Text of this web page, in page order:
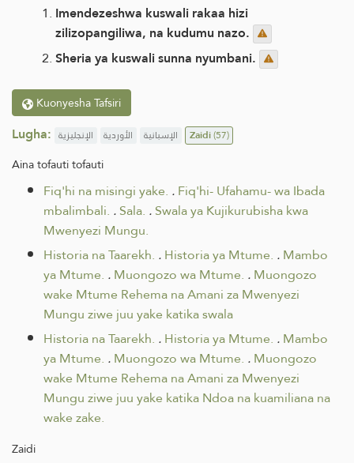
Imendezeshwa kuswali rakaa hizi
zilizopangiliwa, na kudumu nazo.
Sheria ya kuswali sunna nyumbani.
Kuonyesha Tafsiri
Lugha: الإنجليزية الأوردية الإسبانية Zaidi(57)
Aina tofauti tofauti
Fiq'hi na misingi yake. .Fiq'hi- Ufahamu- wa Ibada
mbalimbali. .Sala. .Swala ya Kujikurubisha kwa
Mwenyezi Mungu.
Historia na Taarekh. .Historia ya Mtume. .Mambo
ya Mtume. .Muongozo wa Mtume. .Muongozo
wake Mtume Rehema na Amani za Mwenyezi
Mungu ziwe juu yake katika swala
Historia na Taarekh. .Historia ya Mtume. .Mambo
ya Mtume. .Muongozo wa Mtume. .Muongozo
wake Mtume Rehema na Amani za Mwenyezi
Mungu ziwe juu yake katika Ndoa na kuamiliana na
wake zake.
Zaidi